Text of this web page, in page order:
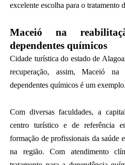
excelente escolha para o tratamento
Maceió na
dependentes químicos
Cidade turística do estado de
recuperação, assim, Maceió na
dependentes químicos é um exemplo.
Com diversas faculdades, a
centro turístico e de referência
formação de profissionais da saúde
na região. Com atendimento